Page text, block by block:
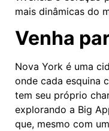
mais dinâmicas do
Venha
Nova York é uma
onde cada esquina
tem seu próprio
explorando a Big
que, mesmo com